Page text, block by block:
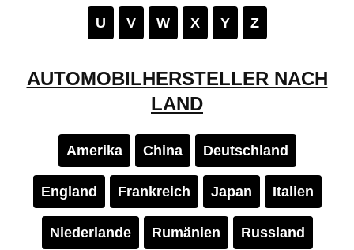
U V W X Y Z
AUTOMOBILHERSTELLER NACH
LAND
Amerika China Deutschland
England Frankreich Japan Italien
Niederlande Rumänien Russland